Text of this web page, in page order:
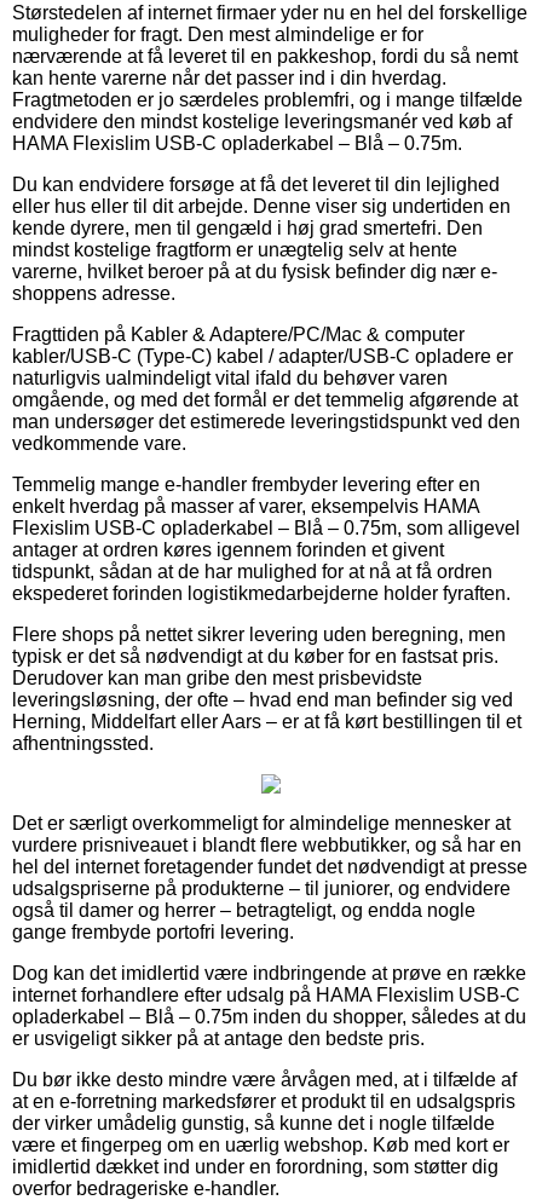
Størstedelen af internet firmaer yder nu en hel del forskellige
muligheder for fragt. Den mest almindelige er for
nærværende at få leveret til en pakkeshop, fordi du så nemt
kan hente varerne når det passer ind i din hverdag.
Fragtmetoden er jo særdeles problemfri, og i mange tilfælde
endvidere den mindst kostelige leveringsmanér ved køb af
HAMA Flexislim USB-C opladerkabel – Blå – 0.75m.
Du kan endvidere forsøge at få det leveret til din lejlighed
eller hus eller til dit arbejde. Denne viser sig undertiden en
kende dyrere, men til gengæld i høj grad smertefri. Den
mindst kostelige fragtform er unægtelig selv at hente
varerne, hvilket beroer på at du fysisk befinder dig nær e-
shoppens adresse.
Fragttiden på Kabler & Adaptere/PC/Mac & computer
kabler/USB-C (Type-C) kabel / adapter/USB-C opladere er
naturligvis ualmindeligt vital ifald du behøver varen
omgående, og med det formål er det temmelig afgørende at
man undersøger det estimerede leveringstidspunkt ved den
vedkommende vare.
Temmelig mange e-handler frembyder levering efter en
enkelt hverdag på masser af varer, eksempelvis HAMA
Flexislim USB-C opladerkabel – Blå – 0.75m, som alligevel
antager at ordren køres igennem forinden et givent
tidspunkt, sådan at de har mulighed for at nå at få ordren
ekspederet forinden logistikmedarbejderne holder fyraften.
Flere shops på nettet sikrer levering uden beregning, men
typisk er det så nødvendigt at du køber for en fastsat pris.
Derudover kan man gribe den mest prisbevidste
leveringsløsning, der ofte – hvad end man befinder sig ved
Herning, Middelfart eller Aars – er at få kørt bestillingen til et
afhentningssted.
Det er særligt overkommeligt for almindelige mennesker at
vurdere prisniveauet i blandt flere webbutikker, og så har en
hel del internet foretagender fundet det nødvendigt at presse
udsalgspriserne på produkterne – til juniorer, og endvidere
også til damer og herrer – betragteligt, og endda nogle
gange frembyde portofri levering.
Dog kan det imidlertid være indbringende at prøve en række
internet forhandlere efter udsalg på HAMA Flexislim USB-C
opladerkabel – Blå – 0.75m inden du shopper, således at du
er usvigeligt sikker på at antage den bedste pris.
Du bør ikke desto mindre være årvågen med, at i tilfælde af
at en e-forretning markedsfører et produkt til en udsalgspris
der virker umådelig gunstig, så kunne det i nogle tilfælde
være et fingerpeg om en uærlig webshop. Køb med kort er
imidlertid dækket ind under en forordning, som støtter dig
overfor bedrageriske e-handler.